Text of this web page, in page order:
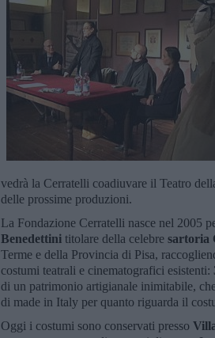
vedrà la Cerratelli coadiuvare il Teatro
delle prossime produzioni.
La Fondazione Cerratelli nasce nel 2005
Benedettini titolare della celebre sartoria
Terme e della Provincia di Pisa,
costumi teatrali e cinematografici esistenti:
di un patrimonio artigianale inimitabile,
di made in Italy per quanto riguarda il
Oggi i costumi sono conservati presso